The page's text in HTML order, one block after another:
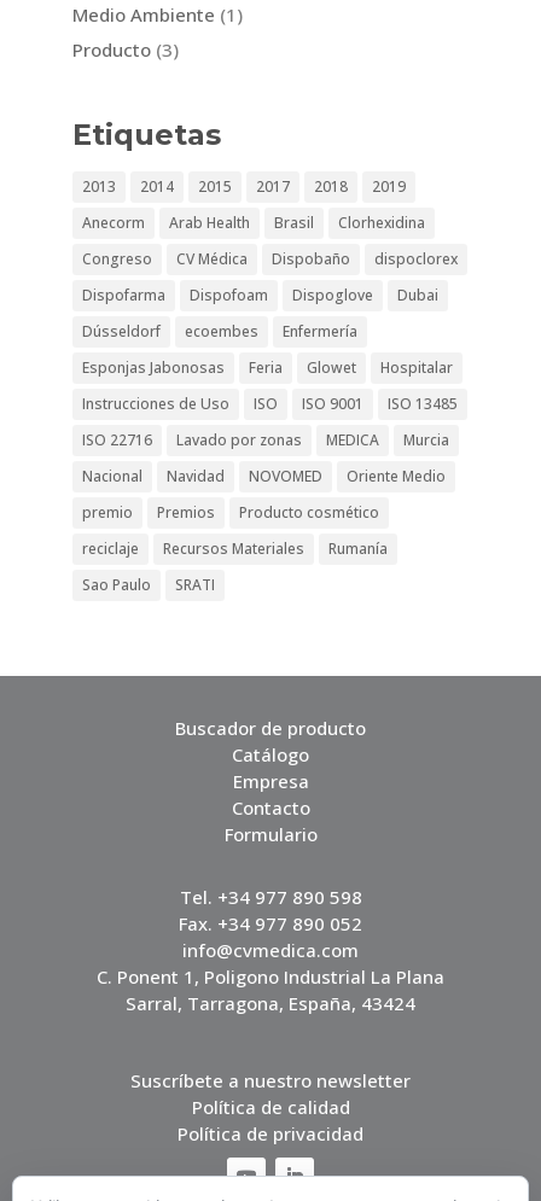
Medio Ambiente (1)
Producto(3)
Etiquetas
2013 2014 2015 2017 2018
2019
Anecorm
Arab Health Brasil
Clorhexidina
Congreso
CV Médica Dispobaño
dispoclorex
Dispofarma
Dispofoam Dispoglove
Dubai
Dússeldorf
ecoembes
Enfermería
Esponjas Jabonosas
Feria Glowet
Hospitalar
Instrucciones de Uso
ISO ISO 9001
ISO 13485
ISO 22716
Lavado por zonas MEDICA
Murcia
Nacional
Navidad NOVOMED
Oriente Medio
premio
Premios
Producto cosmético
reciclaje
Recursos Materiales
Rumanía
Sao Paulo
SRATI
Buscador de producto
Catálogo
Empresa
Contacto
Formulario
Tel. +34 977 890 598
Fax. +34 977 890 052
info@cvmedica.com
C. Ponent 1, Poligono Industrial La Plana
Sarral, Tarragona, España, 43424
Suscríbete a nuestro newsletter
Política de calidad
Política de privacidad